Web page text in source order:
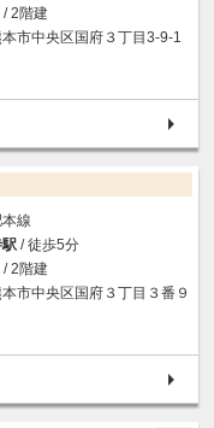
/ 2階建
市中央区国府３丁目3-9-1
本線
/ 徒歩5分
/ 2階建
市中央区国府３丁目３番９